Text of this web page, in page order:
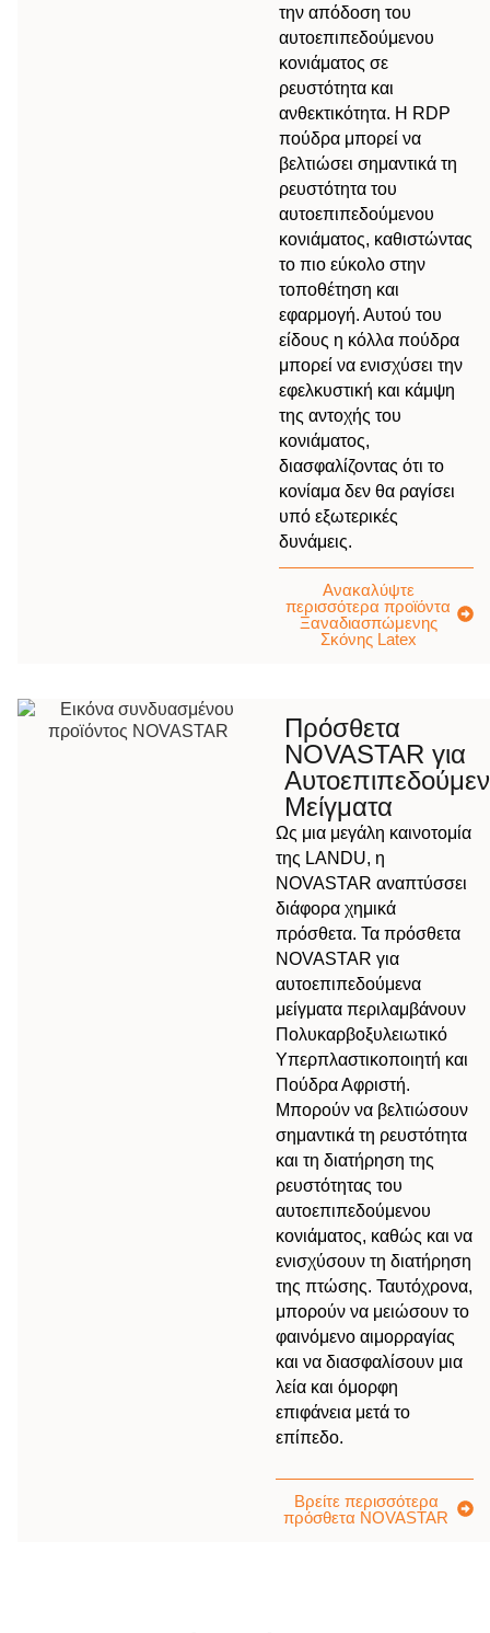
την απόδοση του
αυτοεπιπεδούμενου
κονιάματος σε
ρευστότητα και
ανθεκτικότητα. Η RDP
πούδρα μπορεί να
βελτιώσει σημαντικά τη
ρευστότητα του
αυτοεπιπεδούμενου
κονιάματος, καθιστώντας
το πιο εύκολο στην
τοποθέτηση και
εφαρμογή. Αυτού του
είδους η κόλλα πούδρα
μπορεί να ενισχύσει την
εφελκυστική και κάμψη
της αντοχής του
κονιάματος,
διασφαλίζοντας ότι το
κονίαμα δεν θα ραγίσει
υπό εξωτερικές
δυνάμεις.
Ανακαλύψτε
περισσότερα προϊόντα
Ξαναδιασπώμενης
Σκόνης Latex
Πρόσθετα
NOVASTAR για
Μείγματα
Ως μια μεγάλη καινοτομία
της LANDU, η
NOVASTAR αναπτύσσει
διάφορα χημικά
πρόσθετα. Τα πρόσθετα
NOVASTAR για
αυτοεπιπεδούμενα
μείγματα περιλαμβάνουν
Πολυκαρβοξυλειωτικό
Υπερπλαστικοποιητή και
Πούδρα Αφριστή.
Μπορούν να βελτιώσουν
σημαντικά τη ρευστότητα
και τη διατήρηση της
ρευστότητας του
αυτοεπιπεδούμενου
κονιάματος, καθώς και να
ενισχύσουν τη διατήρηση
της πτώσης. Ταυτόχρονα,
μπορούν να μειώσουν το
φαινόμενο αιμορραγίας
και να διασφαλίσουν μια
λεία και όμορφη
επιφάνεια μετά το
επίπεδο.
Βρείτε περισσότερα
πρόσθετα NOVASTAR